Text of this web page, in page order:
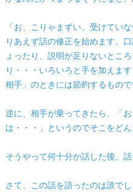
「お、こりゃまずい。受けてい
りあえず話の修正を始めます。
ょったり、説明が足りないとこ
り・・・いろいろと手を加えま
相手」のときには節約するもので
逆に、相手が乗ってきたら、「
は・・・」というのでそこをど
そうやって何十分か話した後、
さて、この話を語ったのは誰で